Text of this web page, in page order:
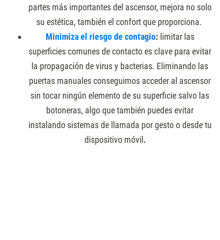
partes más importantes del ascensor, mejora no solo
su estética, también el confort que proporciona.
Minimiza el riesgo de contagio: limitar las
superficies comunes de contacto es clave para evitar
la propagación de virus y bacterias. Eliminando las
puertas manuales conseguimos acceder al ascensor
sin tocar ningún elemento de su superficie salvo las
botoneras, algo que también puedes evitar
instalando sistemas de llamada por gesto o desde tu
dispositivo móvil .